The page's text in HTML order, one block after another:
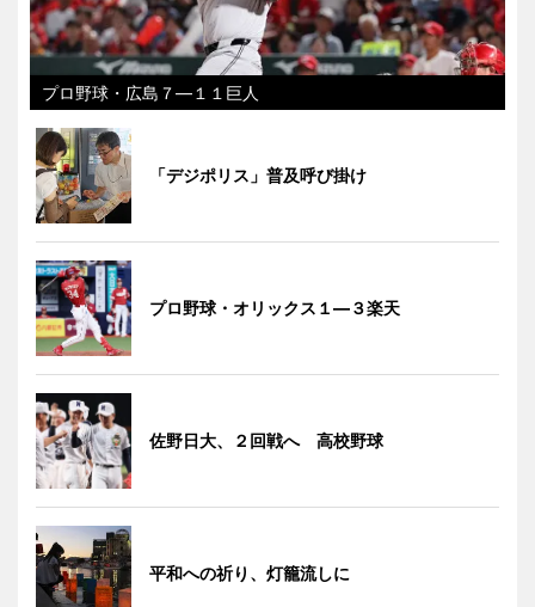
プロ野球・広島７―１１巨人
「デジポリス」普及呼び掛け
プロ野球・オリックス１―３楽天
佐野日大、２回戦へ 高校野球
平和への祈り、灯籠流しに